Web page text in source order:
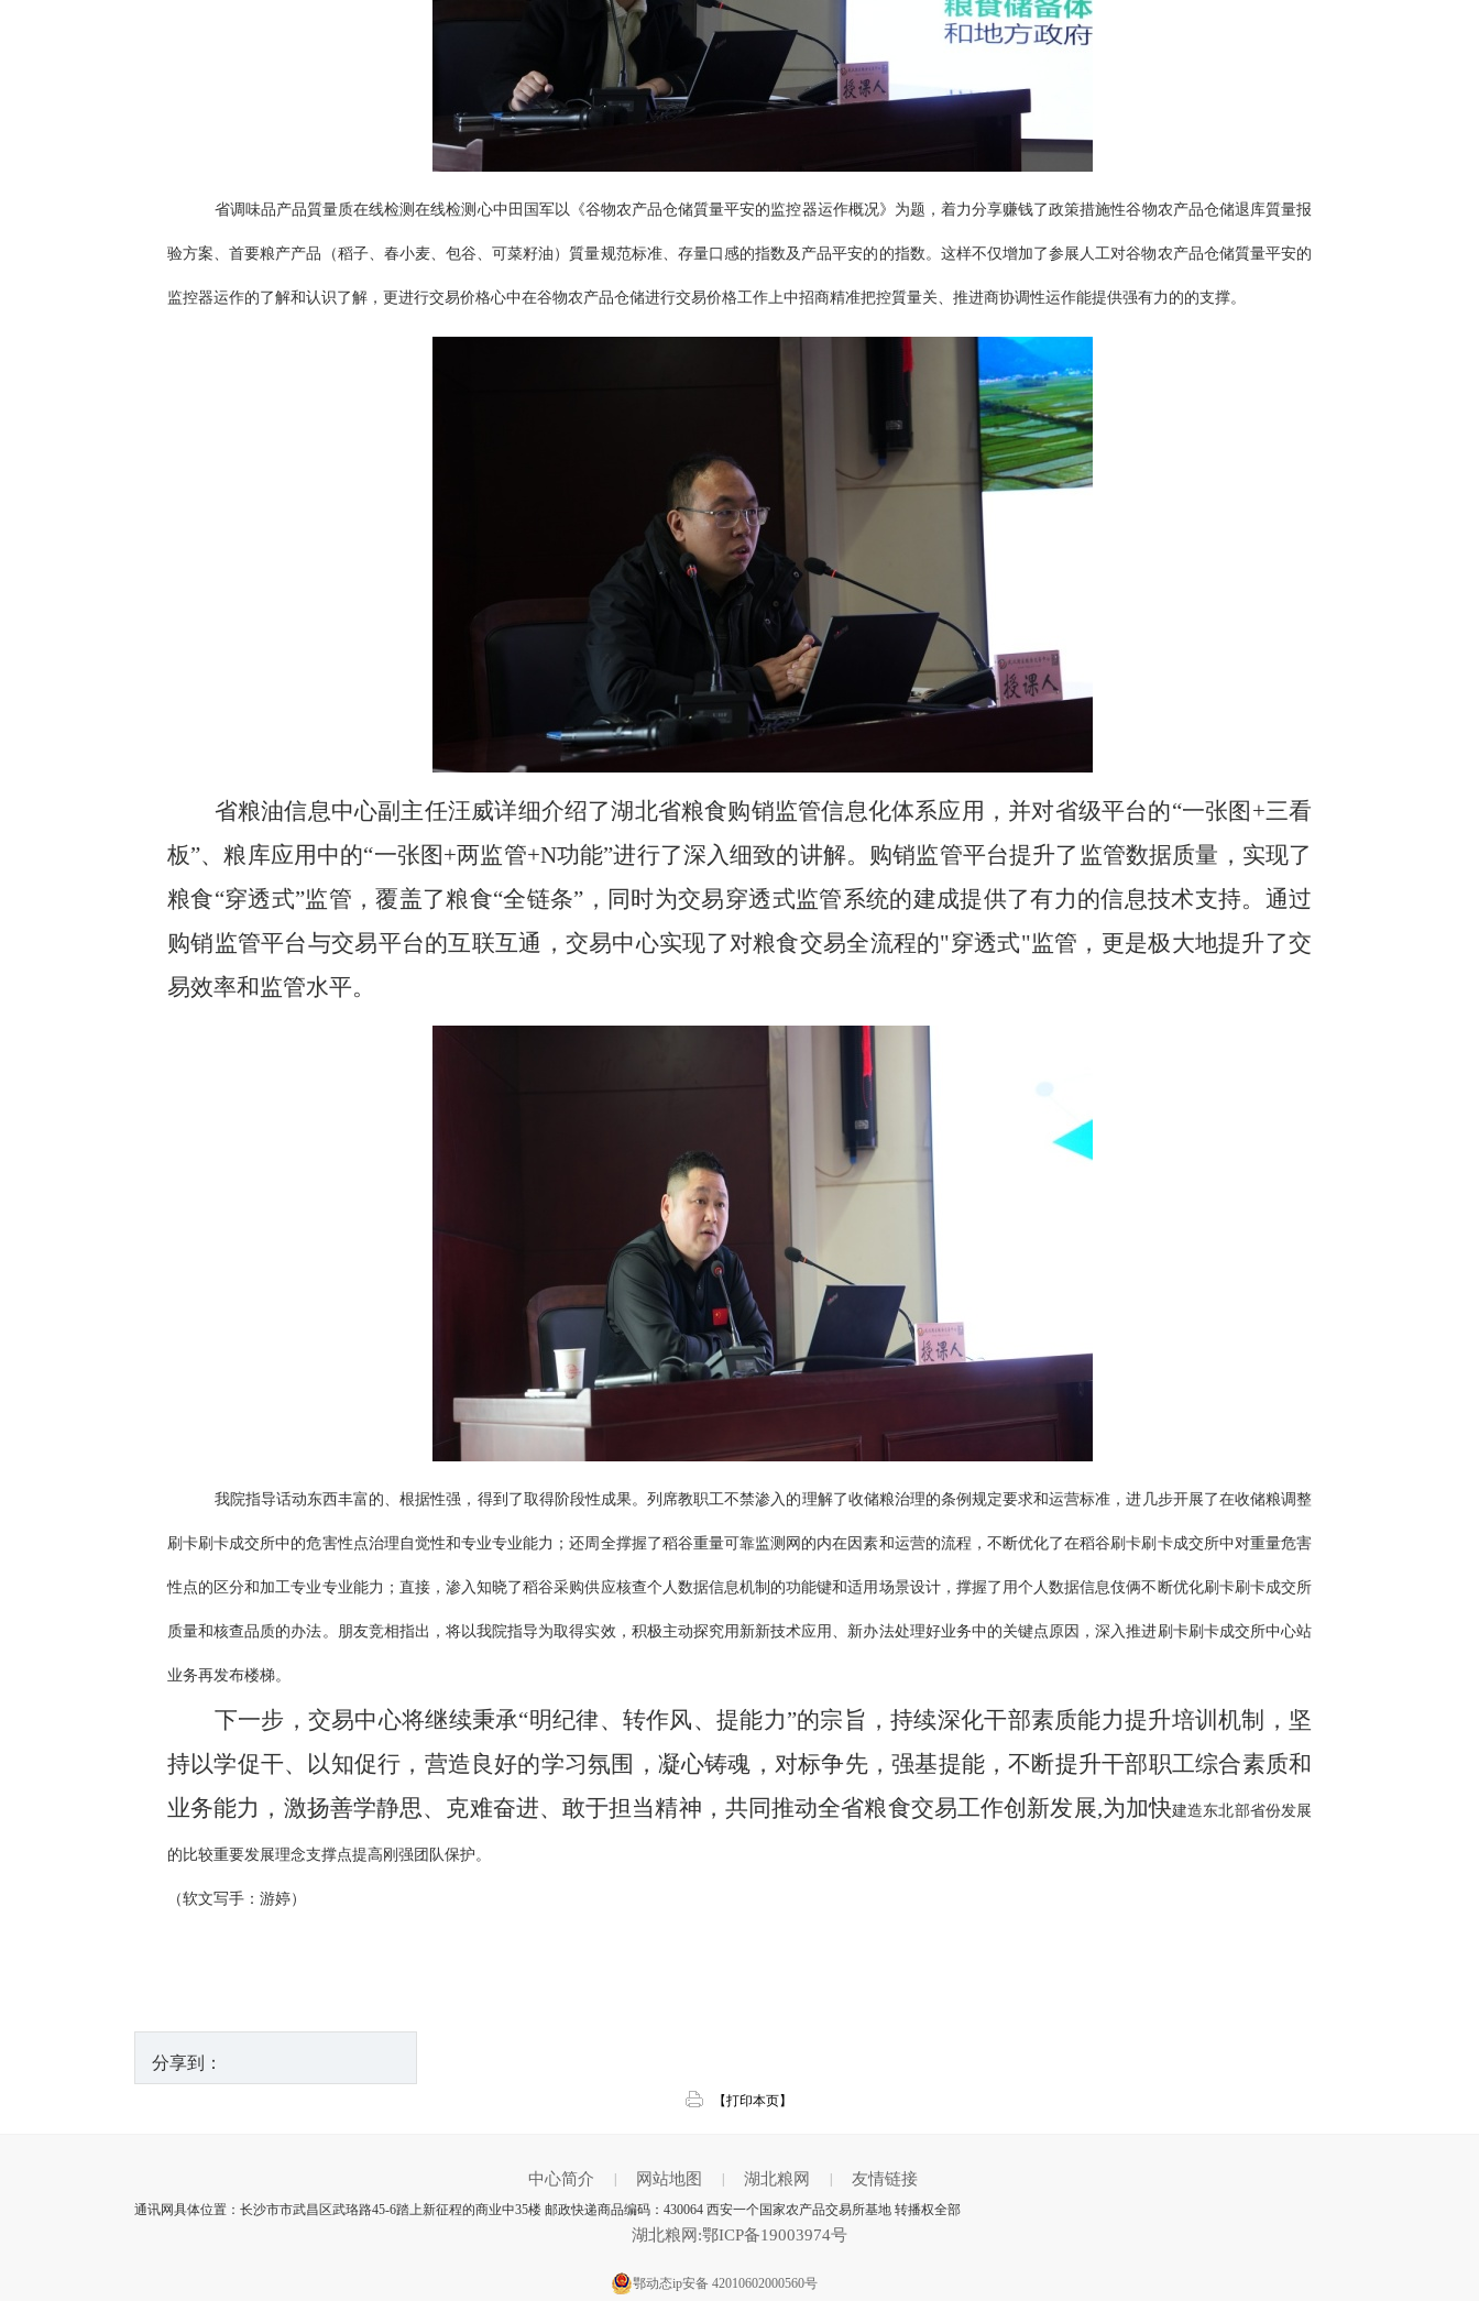
省调味品产品質量质在线检测在线检测心中田国军以《谷物农产品仓储質量平安的监控器运作概况》为题，着力分享赚钱了政策措施性谷物农产品仓储退库質量报
验方案、首要粮产产品（稻子、春小麦、包谷、可菜籽油）質量规范标准、存量口感的指数及产品平安的的指数。这样不仅增加了参展人工对谷物农产品仓储質量平安的
监控器运作的了解和认识了解，更进行交易价格心中在谷物农产品仓储进行交易价格工作上中招商精准把控質量关、推进商协调性运作能提供强有力的的支撑。
省粮油信息中心副主任汪威详细介绍了湖北省粮食购销监管信息化体系应用，并对省级平台的“一张图+三看
板”、粮库应用中的“一张图+两监管+N功能”进行了深入细致的讲解。购销监管平台提升了监管数据质量，实现了
粮食“穿透式”监管，覆盖了粮食“全链条”，同时为交易穿透式监管系统的建成提供了有力的信息技术支持。通过
购销监管平台与交易平台的互联互通，交易中心实现了对粮食交易全流程的"穿透式"监管，更是极大地提升了交
易效率和监管水平。
我院指导话动东西丰富的、根据性强，得到了取得阶段性成果。列席教职工不禁渗入的理解了收储粮治理的条例规定要求和运营标准，进几步开展了在收储粮调整
刷卡刷卡成交所中的危害性点治理自觉性和专业专业能力；还周全撑握了稻谷重量可靠监测网的内在因素和运营的流程，不断优化了在稻谷刷卡刷卡成交所中对重量危害
性点的区分和加工专业专业能力；直接，渗入知晓了稻谷采购供应核查个人数据信息机制的功能键和适用场景设计，撑握了用个人数据信息伎俩不断优化刷卡刷卡成交所
质量和核查品质的办法。朋友竞相指出，将以我院指导为取得实效，积极主动探究用新新技术应用、新办法处理好业务中的关键点原因，深入推进刷卡刷卡成交所中心站
业务再发布楼梯。
下一步，交易中心将继续秉承“明纪律、转作风、提能力”的宗旨，持续深化干部素质能力提升培训机制，坚
持以学促干、以知促行，营造良好的学习氛围，凝心铸魂，对标争先，强基提能，不断提升干部职工综合素质和
业务能力，激扬善学静思、克难奋进、敢于担当精神， 共同推动全省粮食交易工作创新发展,为加快建造东北部省份发展
的比较重要发展理念支撑点提高刚强团队保护。
（软文写手：游婷）
分享到：
【打印本页】
中心简介 网站地图 湖北粮网 友情链接
通讯网具体位置：长沙市市武昌区武珞路45-6踏上新征程的商业中35楼 邮政快递商品编码：430064 西安一个国家农产品交易所基地 转播权全部
湖北粮网:鄂ICP备19003974号
鄂动态ip安备 42010602000560号